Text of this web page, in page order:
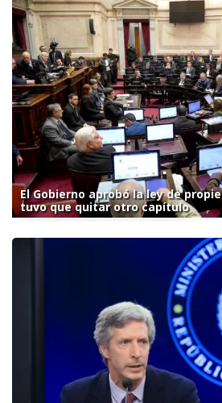
El Gobierno aprobó la ley de
tuvo que quitar otro capítulo